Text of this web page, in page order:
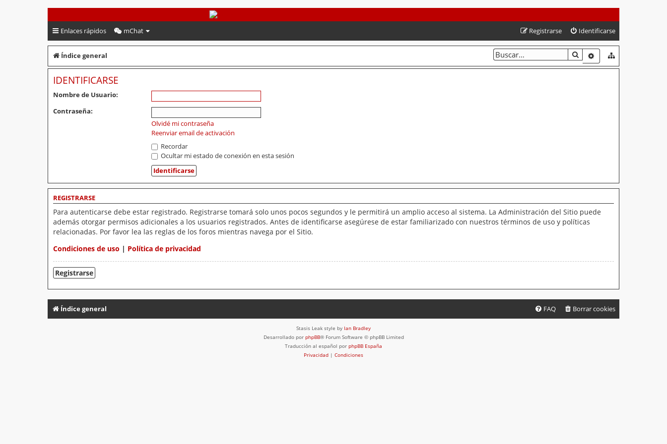
PeruVoley.com
Enlaces rápidos mChat Identificarse
Registrarse
Índice general BUSCARBÚSQUEDA
IDENTIFICARSE
Nombre de Usuario:
Contraseña:
Olvidé mi contraseña
Reenviar email de activación
Recordar
Ocultar mi estado de conexión en esta sesión
REGISTRARSE
Para autenticarse debe estar registrado. Registrarse tomará solo unos pocos segundos y le permitirá un amplio acceso al sistema. La Administración del Sitio puede
además otorgar permisos adicionales a los usuarios registrados. Antes de identificarse asegúrese de estar familiarizado con nuestros términos de uso y políticas
relacionadas. Por favor lea las reglas de los foros mientras navega por el Sitio.
Condiciones de uso | Política de privacidad
Registrarse
Índice general Borrar cookies
FAQ
Stasis Leak style by Ian Bradley
Desarrollado por phpBB® Forum Software © phpBB Limited
Traducción al español por phpBB España
Privacidad | Condiciones